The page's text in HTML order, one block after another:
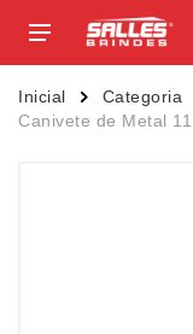
Inicial Categoria
Canivete de Metal